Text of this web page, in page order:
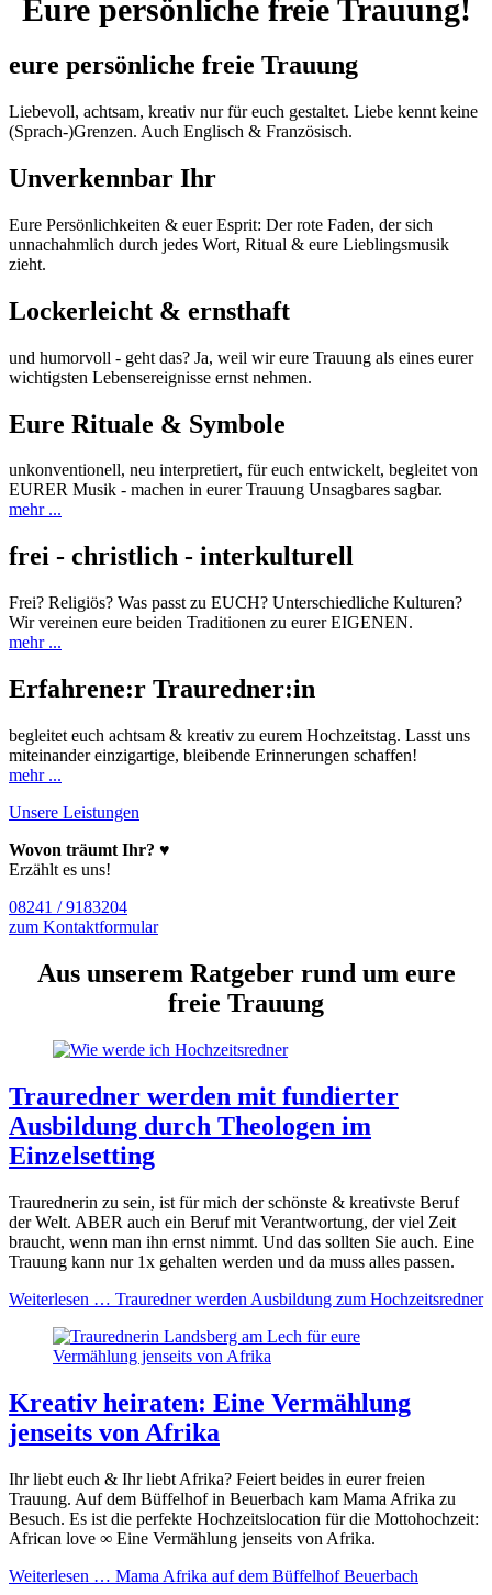
Eure persönliche freie Trauung!
eure persönliche freie Trauung
Liebevoll, achtsam, kreativ nur für euch gestaltet. Liebe kennt keine
(Sprach-)Grenzen. Auch Englisch & Französisch.
Unverkennbar Ihr
Eure Persönlichkeiten & euer Esprit: Der rote Faden, der sich
unnachahmlich durch jedes Wort, Ritual & eure Lieblingsmusik
zieht.
Lockerleicht & ernsthaft
und humorvoll - geht das? Ja, weil wir eure Trauung als eines eurer
wichtigsten Lebensereignisse ernst nehmen.
Eure Rituale & Symbole
unkonventionell, neu interpretiert, für euch entwickelt, begleitet von
EURER Musik - machen in eurer Trauung Unsagbares sagbar.
mehr ...
frei - christlich - interkulturell
Frei? Religiös? Was passt zu EUCH? Unterschiedliche Kulturen?
Wir vereinen eure beiden Traditionen zu eurer EIGENEN.
mehr ...
Erfahrene:r Trauredner:in
begleitet euch achtsam & kreativ zu eurem Hochzeitstag. Lasst uns
miteinander einzigartige, bleibende Erinnerungen schaffen!
mehr ...
Unsere Leistungen
Wovon träumt Ihr? ♥
Erzählt es uns!
08241 / 9183204
zum Kontaktformular
Aus unserem Ratgeber rund um eure
freie Trauung
Trauredner werden mit fundierter
Ausbildung durch Theologen im
Einzelsetting
Traurednerin zu sein, ist für mich der schönste & kreativste Beruf
der Welt. ABER auch ein Beruf mit Verantwortung, der viel Zeit
braucht, wenn man ihn ernst nimmt. Und das sollten Sie auch. Eine
Trauung kann nur 1x gehalten werden und da muss alles passen.
Weiterlesen … Trauredner werden Ausbildung zum Hochzeitsredner
Kreativ heiraten: Eine Vermählung
jenseits von Afrika
Ihr liebt euch & Ihr liebt Afrika? Feiert beides in eurer freien
Trauung. Auf dem Büffelhof in Beuerbach kam Mama Afrika zu
Besuch. Es ist die perfekte Hochzeitslocation für die Mottohochzeit:
African love ∞ Eine Vermählung jenseits von Afrika.
Weiterlesen … Mama Afrika auf dem Büffelhof Beuerbach